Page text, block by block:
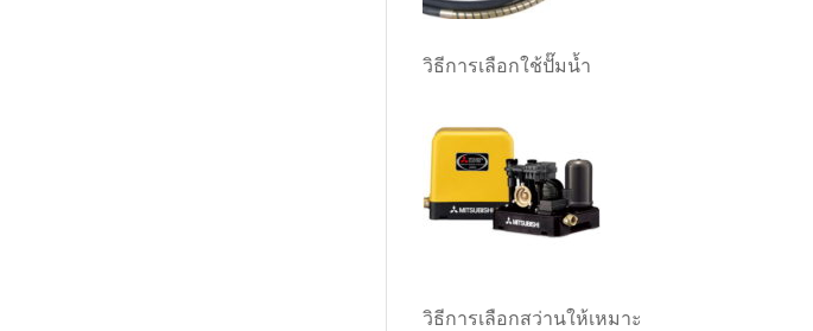
วิธีการเลือกใช้ปั๊มน้ำ
วิธีการเลือกสว่านให้เหมาะ